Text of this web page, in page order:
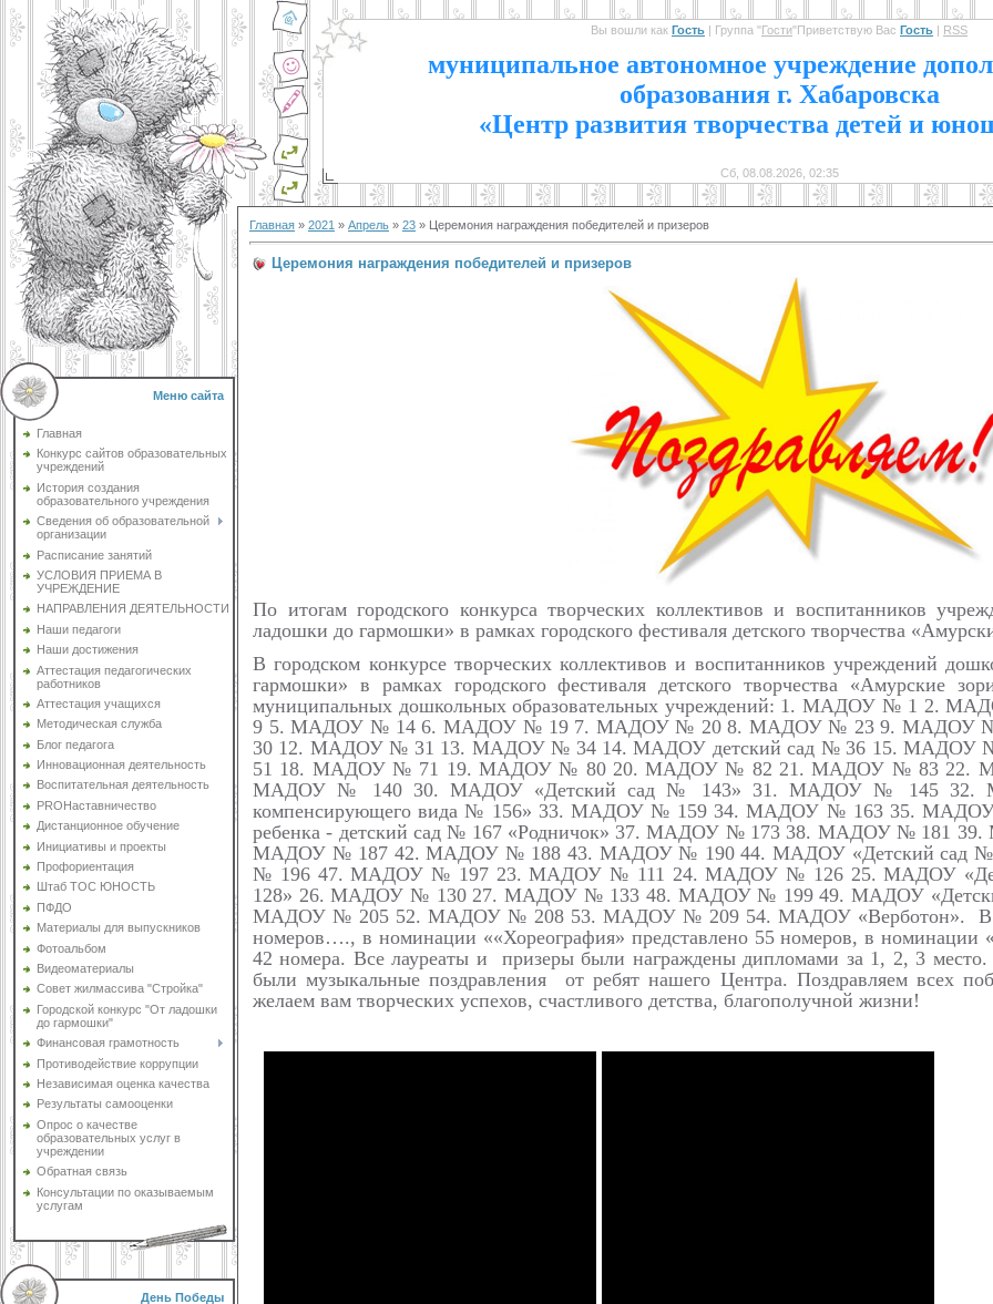
Меню сайта
Главная
Конкурс сайтов образовательных
учреждений
История создания
образовательного учреждения
Сведения об образовательной
организации
Расписание занятий
УСЛОВИЯ ПРИЕМА В
УЧРЕЖДЕНИЕ
НАПРАВЛЕНИЯ ДЕЯТЕЛЬНОСТИ
Наши педагоги
Наши достижения
Аттестация педагогических
работников
Аттестация учащихся
Методическая служба
Блог педагога
Инновационная деятельность
Воспитательная деятельность
PROНаставничество
Дистанционное обучение
Инициативы и проекты
Профориентация
Штаб ТОС ЮНОСТЬ
ПФДО
Материалы для выпускников
Фотоальбом
Видеоматериалы
Совет жилмассива "Стройка"
Городской конкурс "От ладошки
до гармошки"
Финансовая грамотность
Противодействие коррупции
Независимая оценка качества
Результаты самооценки
Опрос о качестве
образовательных услуг в
учреждении
Обратная связь
Консультации по оказываемым
услугам
День Победы
Вы вошли как Гость | Группа "Гости"Приветствую Вас Гость | RSS
муниципальное автономное учреждение
образования г. Хабаровска
«Центр развития творчества детей и
Сб, 08.08.2026, 02:35
Главная » 2021 » Апрель » 23 » Церемония награждения победителей и призеров
Церемония награждения победителей и призеров
По итогам городского конкурса творческих коллективов и воспитанников
ладошки до гармошки» в рамках городского фестиваля детского творчества
В городском конкурсе творческих коллективов и воспитанников учреждений
гармошки» в рамках городского фестиваля детского творчества «Амурские
муниципальных дошкольных образовательных учреждений: 1. МАДОУ № 1
9 5. МАДОУ № 14 6. МАДОУ № 19 7. МАДОУ № 20 8. МАДОУ № 23 9. МАДОУ
30 12. МАДОУ № 31 13. МАДОУ № 34 14. МАДОУ детский сад № 36 15.
51 18. МАДОУ № 71 19. МАДОУ № 80 20. МАДОУ № 82 21. МАДОУ № 83 22.
МАДОУ № 140 30. МАДОУ «Детский сад № 143» 31. МАДОУ № 145 32.
компенсирующего вида № 156» 33. МАДОУ № 159 34. МАДОУ № 163 35.
ребенка - детский сад № 167 «Родничок» 37. МАДОУ № 173 38. МАДОУ № 181
МАДОУ № 187 42. МАДОУ № 188 43. МАДОУ № 190 44. МАДОУ «Детский сад
№ 196 47. МАДОУ № 197 23. МАДОУ № 111 24. МАДОУ № 126 25. МАДОУ
128» 26. МАДОУ № 130 27. МАДОУ № 133 48. МАДОУ № 199 49. МАДОУ
МАДОУ № 205 52. МАДОУ № 208 53. МАДОУ № 209 54. МАДОУ «Верботон». В
номеров…., в номинации ««Хореография» представлено 55 номеров, в номинации
42 номера. Все лауреаты и призеры были награждены дипломами за 1, 2, 3
были музыкальные поздравления от ребят нашего Центра. Поздравляем всех
желаем вам творческих успехов, счастливого детства, благополучной жизни!